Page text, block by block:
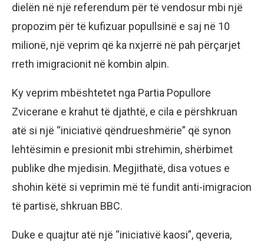
dielën në një referendum për të vendosur mbi një
propozim për të kufizuar popullsinë e saj në 10
milionë, një veprim që ka nxjerrë në pah përçarjet
rreth imigracionit në kombin alpin.
Ky veprim mbështetet nga Partia Popullore
Zvicerane e krahut të djathtë, e cila e përshkruan
atë si një “iniciativë qëndrueshmërie” që synon
lehtësimin e presionit mbi strehimin, shërbimet
publike dhe mjedisin. Megjithatë, disa votues e
shohin këtë si veprimin më të fundit anti-imigracion
të partisë, shkruan BBC.
Duke e quajtur atë një “iniciativë kaosi”, qeveria,